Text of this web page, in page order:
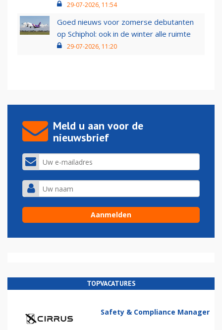
29-07-2026, 11:54
Goed nieuws voor zomerse debutanten
op Schiphol: ook in de winter alle ruimte
29-07-2026, 11:20
Meld u aan voor de
nieuwsbrief
TOPVACATURES
Safety & Compliance Manager